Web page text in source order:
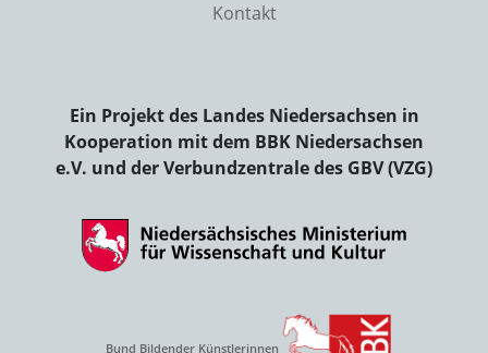
Kontakt
Ein Projekt des Landes Niedersachsen in
Kooperation mit dem BBK Niedersachsen
e.V. und der Verbundzentrale des GBV (VZG)
Bund Bildender Künstlerinnen